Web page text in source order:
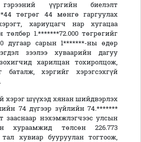
үүргийн биелэлт
төгрөг 44 мөнгө гаргуулах
хариуцагч нар хугацаа
төлбөр 1.*******72.000 төгрөгийг
дугаар сарын 1*******-ны өдөр
зээлээ хуваарийн дагуу
харилцан тохиролцож,
баталж, хэргийг хэрэгсэхгүй
хэрэг шүүхэд хянан шийдвэрлэх
74 дүгээр зүйлийн 74.*******
зааснаар нэхэмжлэгчээс улсын
хураамжид төлсөн 226.773
тал хувиар бууруулан тогтоож,